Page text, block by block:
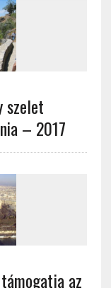
szelet
– 2017
az